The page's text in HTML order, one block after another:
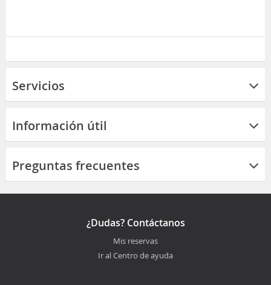
Servicios
Información útil
Preguntas frecuentes
¿Dudas? Contáctanos
Mis reservas
Ir al Centro de ayuda